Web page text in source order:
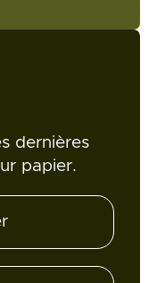
dernières
papier.